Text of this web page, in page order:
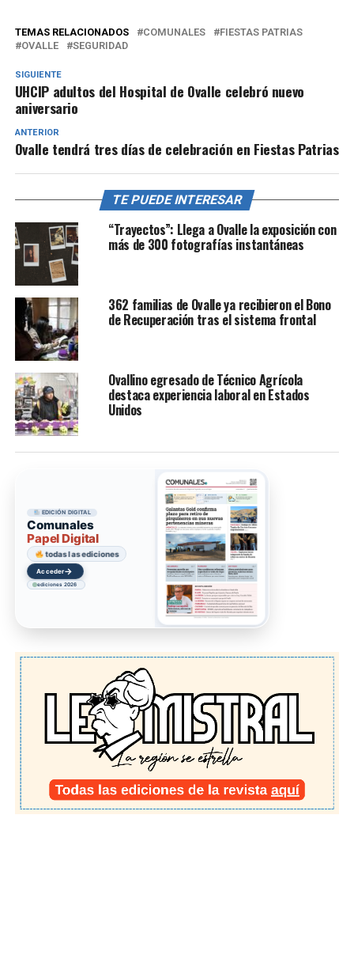
TEMAS RELACIONADOS COMUNALES
FIESTAS PATRIAS
OVALLE
SEGURIDAD
SIGUIENTE
UHCIP adultos del Hospital de Ovalle celebró nuevo
aniversario
ANTERIOR
Ovalle tendrá tres días de celebración en Fiestas Patrias
TE PUEDE INTERESAR
“Trayectos”: Llega a Ovalle la exposición con
más de 300 fotografías instantáneas
362 familias de Ovalle ya recibieron el Bono
de Recuperación tras el sistema frontal
Ovallino egresado de Técnico Agrícola
destaca experiencia laboral en Estados
Unidos
EDICIÓN DIGITAL
Comunales
Papel Digital
todas las ediciones
Acceder→
ediciones 2026